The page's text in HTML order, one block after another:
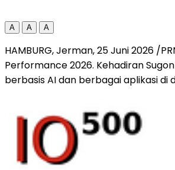
A A A
HAMBURG, Jerman, 25 Juni 2026 /
Performance 2026. Kehadiran
berbasis AI dan berbagai aplikasi di